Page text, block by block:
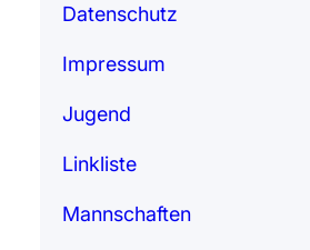
Datenschutz
Impressum
Jugend
Linkliste
Mannschaften